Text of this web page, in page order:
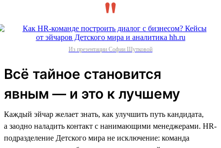
Из презентации Софии Шутковой
Всё тайное становится
явным — и это к лучшему
Каждый эйчар желает знать, как улучшить путь кандидата,
а заодно наладить контакт с нанимающими менеджерами. HR-
подразделение Детского мира не исключение: команда